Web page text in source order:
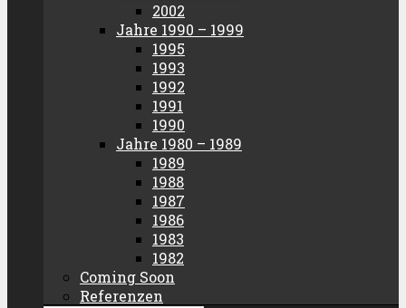
2002
Jahre 1990 – 1999
1995
1993
1992
1991
1990
Jahre 1980 – 1989
1989
1988
1987
1986
1983
1982
Coming Soon
Referenzen